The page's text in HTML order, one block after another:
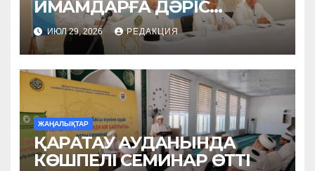
ИМАМДАРҒА ДӘРІС
ОҚЫДЫ
ИЮЛ 29, 2026 РЕДАКЦИЯ
ЖАҢАЛЫҚТАР
ҚАРАТАУ АУДАНЫНДА
КӨШПЕЛІ СЕМИНАР ӨТТІ